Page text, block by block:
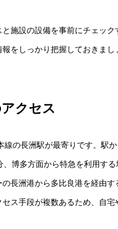
施設の設備を事前にチェッ
をしっかり把握しておきまし
クセス
線の長洲駅が最寄りです。駅
博多方面から特急を利用す
長洲港から多比良港を経由
ス手段が複数あるため、自